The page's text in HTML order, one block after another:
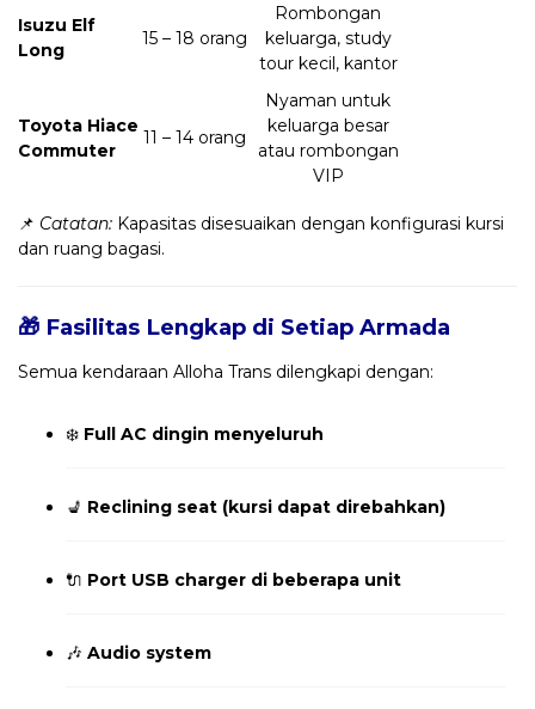
Isuzu Elf
Long
15 – 18 orang
Rombongan
keluarga, study
tour kecil, kantor
Toyota Hiace
Commuter
11 – 14 orang
Nyaman untuk
keluarga besar
atau rombongan
VIP
📌 Catatan: Kapasitas disesuaikan dengan konfigurasi kursi
dan ruang bagasi.
🎁 Fasilitas Lengkap di Setiap Armada
Semua kendaraan Alloha Trans dilengkapi dengan:
❄️ Full AC dingin menyeluruh
💺 Reclining seat (kursi dapat direbahkan)
🔌 Port USB charger di beberapa unit
🎶 Audio system